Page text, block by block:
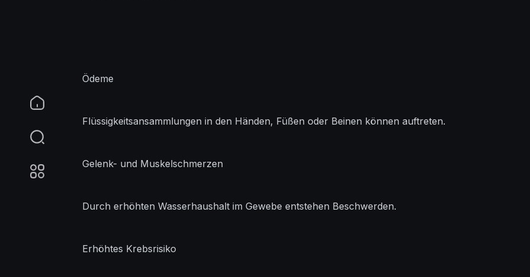
Ödeme
Flüssigkeitsansammlungen in den Händen, Füßen oder Beinen können auftreten.
Gelenk- und Muskelschmerzen
Durch erhöhten Wasserhaushalt im Gewebe entstehen Beschwerden.
Erhöhtes Krebsrisiko